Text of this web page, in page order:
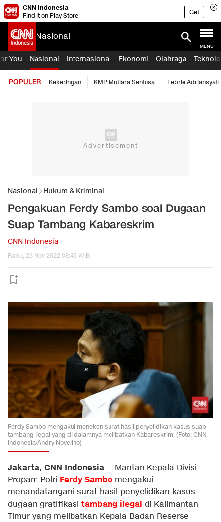
CNN Indonesia
Find it on Play Store
Get
Nasional
MENU
You Nasional Internasional Ekonomi Olahraga
POPULER Kekeringan KMP Mutiara Sentosa Febrie Adriansyah
Nasional Hukum & Kriminal
Pengakuan Ferdy Sambo soal Dugaan
Suap Tambang Kabareskrim
CNN Indonesia
Rabu, 23 Nov 2022 08:45 WIB
Ferdy Sambo mengakui meneken surat hasil penyelidikan kasus suap
tambang ilegal yang di dalamnya melibatkan Kabareskrim. (Foto: CNN
Indonesia/Andry Novelino)
Jakarta, CNN Indonesia -- Mantan Kepala Divisi
Propam Polri Ferdy Sambo mengakui
menandatangani surat hasil penyelidikan kasus
dugaan gratifikasi tambang ilegal di Kalimantan
Timur yang melibatkan Kepala Badan Reserse